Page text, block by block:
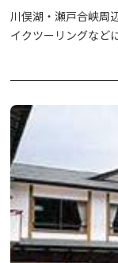
川俣湖・瀬戸合峡周
イクツーリングなど
をご賞味ください。
釣り情報・道路情報